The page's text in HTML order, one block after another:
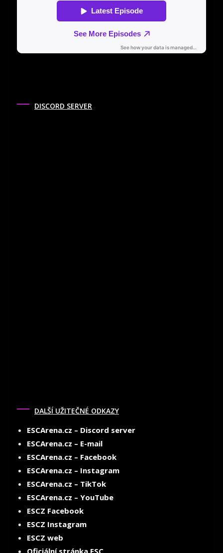
DISCORD SERVER
DALŠÍ UŽITEČNÉ ODKAZY
ESCArena.cz – Discord server
ESCArena.cz – E-mail
ESCArena.cz – Facebook
ESCArena.cz – Instagram
ESCArena.cz – TikTok
ESCArena.cz – YouTube
ESCZ Facebook
ESCZ Instagram
ESCZ web